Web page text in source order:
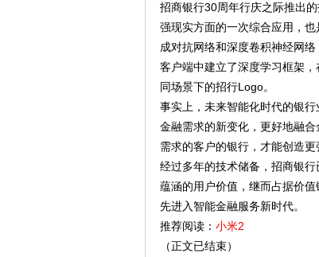
招商银行30周年行庆之际推出
强现实方面的一次综合应用，
成对抗网络和深度卷积神经网
客户端中建立了深度学习框架
同场景下的招行Logo。
事实上，未来智能化时代的银
金融需求的新变化，更好地融
需求的客户的银行，才能创造更
经过多年的技术储备，招商银
蕴涵的用户价值，继而占据价
先进入智能金融服务新时代。
推荐阅读： 小米2
（正文已结束）